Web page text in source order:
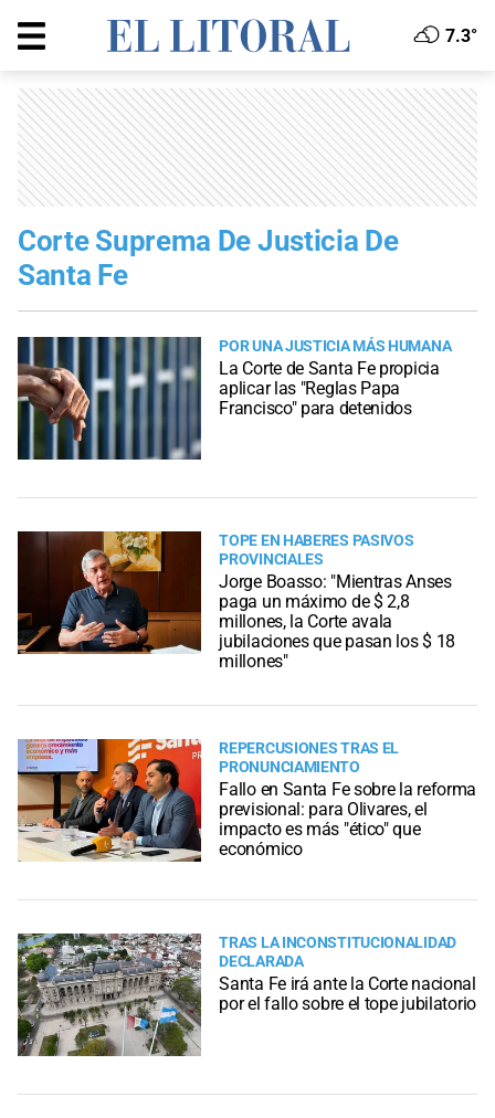
7.3°
Corte Suprema De Justicia De
Santa Fe
POR UNA JUSTICIA MÁS HUMANA
La Corte de Santa Fe propicia
aplicar las "Reglas Papa
Francisco" para detenidos
TOPE EN HABERES PASIVOS
PROVINCIALES
Jorge Boasso: "Mientras Anses
paga un máximo de $ 2,8
millones, la Corte avala
jubilaciones que pasan los $ 18
millones"
REPERCUSIONES TRAS EL
PRONUNCIAMIENTO
Fallo en Santa Fe sobre la reforma
previsional: para Olivares, el
impacto es más "ético" que
económico
TRAS LA INCONSTITUCIONALIDAD
DECLARADA
Santa Fe irá ante la Corte nacional
por el fallo sobre el tope jubilatorio